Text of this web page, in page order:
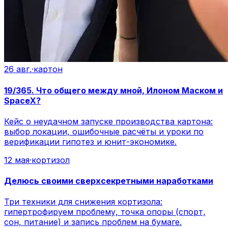
26 авг.·картон
19/365. Что общего между мной, Илоном Маском и
SpaceX?
Кейс о неудачном запуске производства картона:
выбор локации, ошибочные расчёты и уроки по
верификации гипотез и юнит-экономике.
12 мая·кортизол
Делюсь своими сверхсекретными наработками
Три техники для снижения кортизола:
гипертрофируем проблему, точка опоры (спорт,
сон, питание) и запись проблем на бумаге.